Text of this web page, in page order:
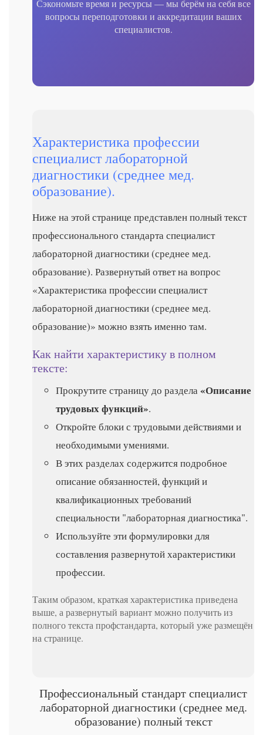
Сэкономьте время и ресурсы — мы берём на себя все
вопросы переподготовки и аккредитации ваших
специалистов.
Характеристика профессии
специалист лабораторной
диагностики (среднее мед.
образование).
Ниже на этой странице представлен полный текст
профессионального стандарта специалист
лабораторной диагностики (среднее мед.
образование). Развернутый ответ на вопрос
«Характеристика профессии специалист
лабораторной диагностики (среднее мед.
образование)» можно взять именно там.
Как найти характеристику в полном
тексте:
Прокрутите страницу до раздела«Описание
трудовых функций».
Откройте блоки с трудовыми действиями и
необходимыми умениями.
В этих разделах содержится подробное
описание обязанностей, функций и
квалификационных требований
специальности "лабораторная диагностика".
Используйте эти формулировки для
составления развернутой характеристики
профессии.
Таким образом, краткая характеристика приведена
выше, а развернутый вариант можно получить из
полного текста профстандарта, который уже размещён
на странице.
Профессиональный стандарт специалист
лабораторной диагностики (среднее мед.
образование) полный текст